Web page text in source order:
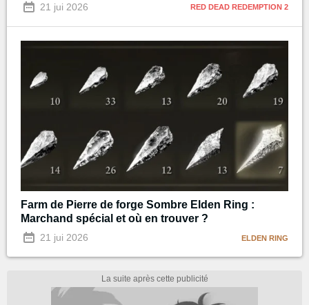
21 jui 2026 RED DEAD REDEMPTION 2
Farm de Pierre de forge Sombre Elden Ring :
Marchand spécial et où en trouver ?
21 jui 2026 ELDEN RING